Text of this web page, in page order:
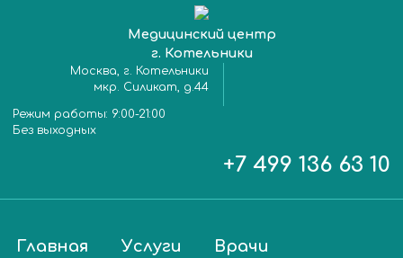
Медицинский центр
г. Котельники
Москва, г. Котельники
мкр. Силикат, д.44
Режим работы: 9:00-21:00
Без выходных
+7 499 136 63 10
Главная Услуги Врачи